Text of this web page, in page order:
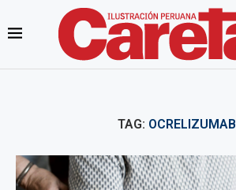
TAG: OCRELIZUMAB